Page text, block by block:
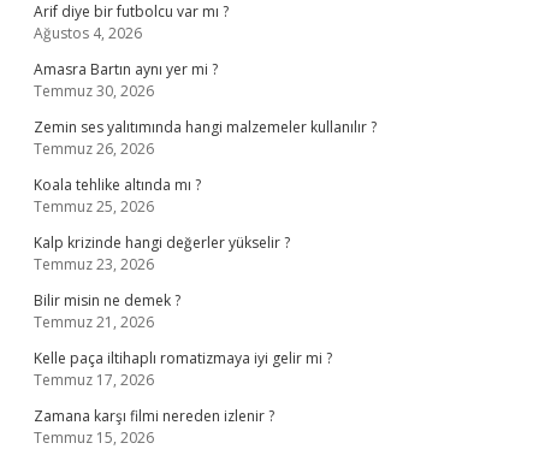
Arif diye bir futbolcu var mı ?
Ağustos 4, 2026
Amasra Bartın aynı yer mi ?
Temmuz 30, 2026
Zemin ses yalıtımında hangi malzemeler kullanılır ?
Temmuz 26, 2026
Koala tehlike altında mı ?
Temmuz 25, 2026
Kalp krizinde hangi değerler yükselir ?
Temmuz 23, 2026
Bilir misin ne demek ?
Temmuz 21, 2026
Kelle paça iltihaplı romatizmaya iyi gelir mi ?
Temmuz 17, 2026
Zamana karşı filmi nereden izlenir ?
Temmuz 15, 2026